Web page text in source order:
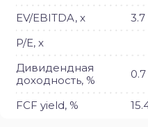
EV/EBITDA, x
3.7
P/E, x
Дивидендная
доходность, %
0.7
FCF yield, %